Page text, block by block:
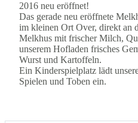
2016 neu eröffnet!
Das gerade neu eröffnete
im kleinen Ort Over, direkt an
Melkhus mit frischer Milch,
unserem Hofladen frisches
Wurst und Kartoffeln.
Ein Kinderspielplatz lädt
Spielen und Toben ein.